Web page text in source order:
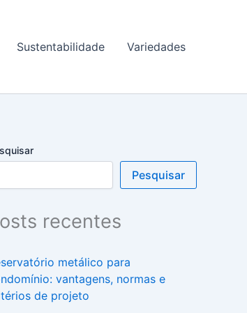
Sustentabilidade Variedades
Pesquisar
recentes
metálico para
vantagens, normas e
de projeto